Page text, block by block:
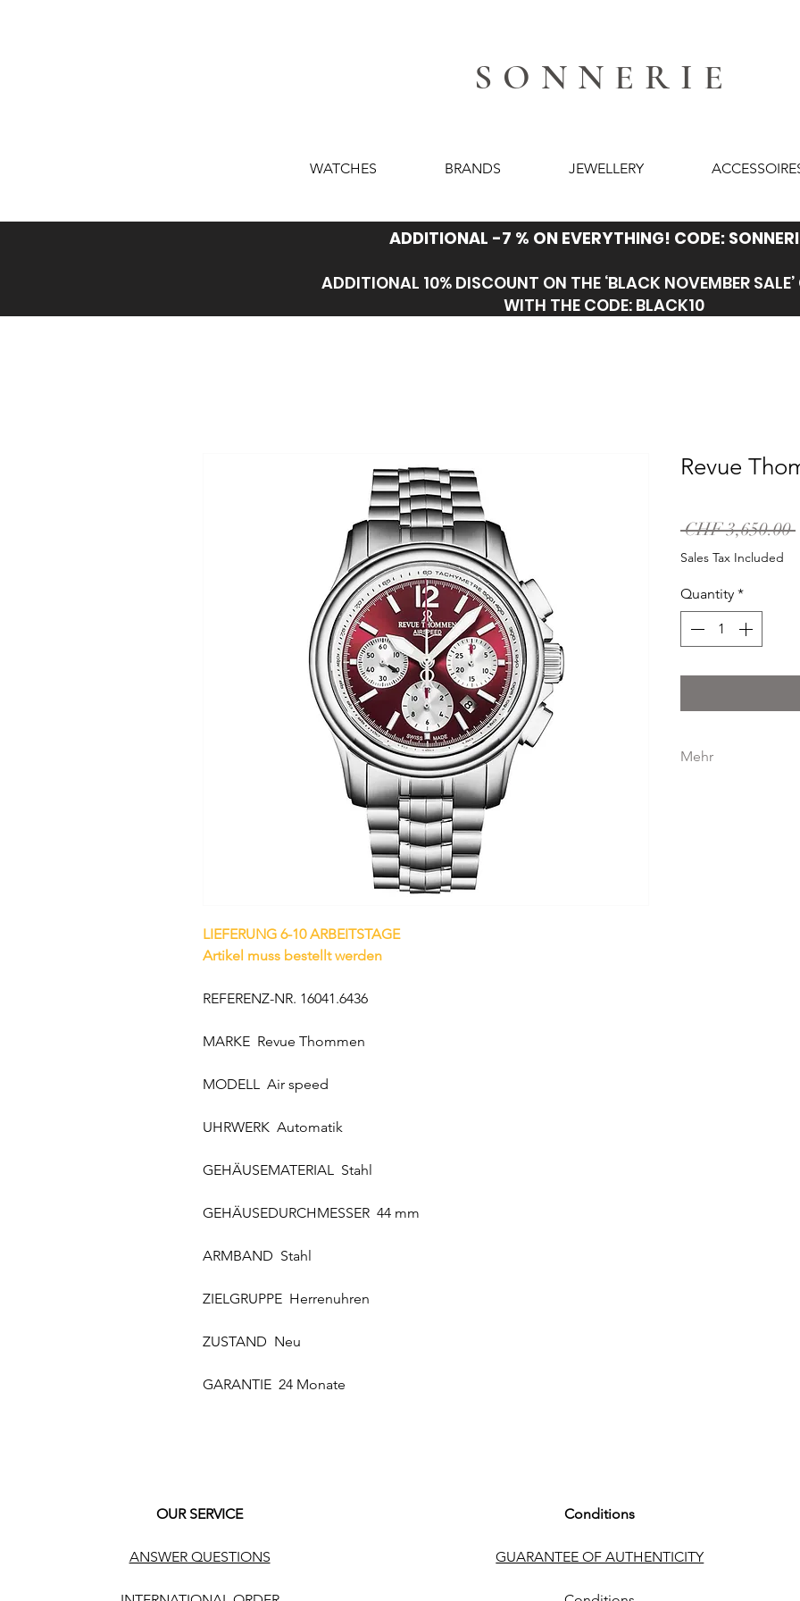
SONNERIE
WATCHES BRANDS JEWELLERY
ADDITIONAL -7 % ON EVERYTHING! CODE:
ADDITIONAL 10% DISCOUNT ON THE ‘BLACK NOVEMBER
WITH THE CODE: BLACK10
LIEFERUNG 6-10 ARBEITSTAGE
Artikel muss bestellt werden
REFERENZ-NR. 16041.6436
MARKE Revue Thommen
MODELL Air speed
UHRWERK Automatik
GEHÄUSEMATERIAL Stahl
GEHÄUSEDURCHMESSER 44 mm
ARMBAND Stahl
ZIELGRUPPE Herrenuhren
ZUSTAND Neu
GARANTIE 24 Monate
Revue
CHF 3,650.00
Sales Tax Included
Quantity *
Mehr
OUR SERVICE
ANSWER QUESTIONS
Conditions
GUARANTEE OF AUTHENTICITY